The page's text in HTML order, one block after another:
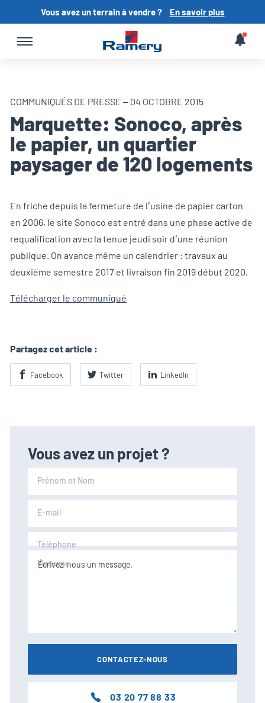
Vous avez un terrain à vendre ? En savoir plus
COMMUNIQUÉS DE PRESSE – 04 OCTOBRE 2015
Marquette: Sonoco, après
le papier, un quartier
paysager de 120 logements
En friche depuis la fermeture de l’usine de papier carton
en 2006, le site Sonoco est entré dans une phase active de
requalification avec la tenue jeudi soir d’une réunion
publique. On avance même un calendrier : travaux au
deuxième semestre 2017 et livraison fin 2019 début 2020.
Télécharger le communiqué
Partagez cet article :
Facebook Twitter LinkedIn
Vous avez un projet ?
Prénom et Nom
E-mail
Téléphone
Message
03 20 77 88 33